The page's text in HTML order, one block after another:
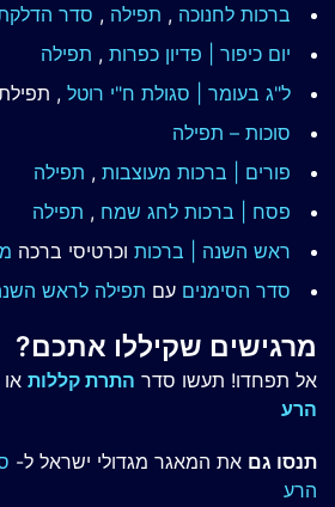
ברכות לחנוכה , תפילה , סדר
יום כיפור | פדיון כפרות , תפילה
ל"ג בעומר | סגולת ח"י רוטל ,
סוכות – תפילה
פורים | ברכות מעוצבות , תפילה
פסח | ברכות לחג שמח , תפילה
ראש השנה | ברכות וכרטיסי ברכה
סדר הסימנים עם תפילה לראש
מרגישים שקיללו אתכם?
אל תפחדו! תעשו סדר התרת קללות
הרע
תנסו גם את המאגר מגדולי ישראל ל-
הרע